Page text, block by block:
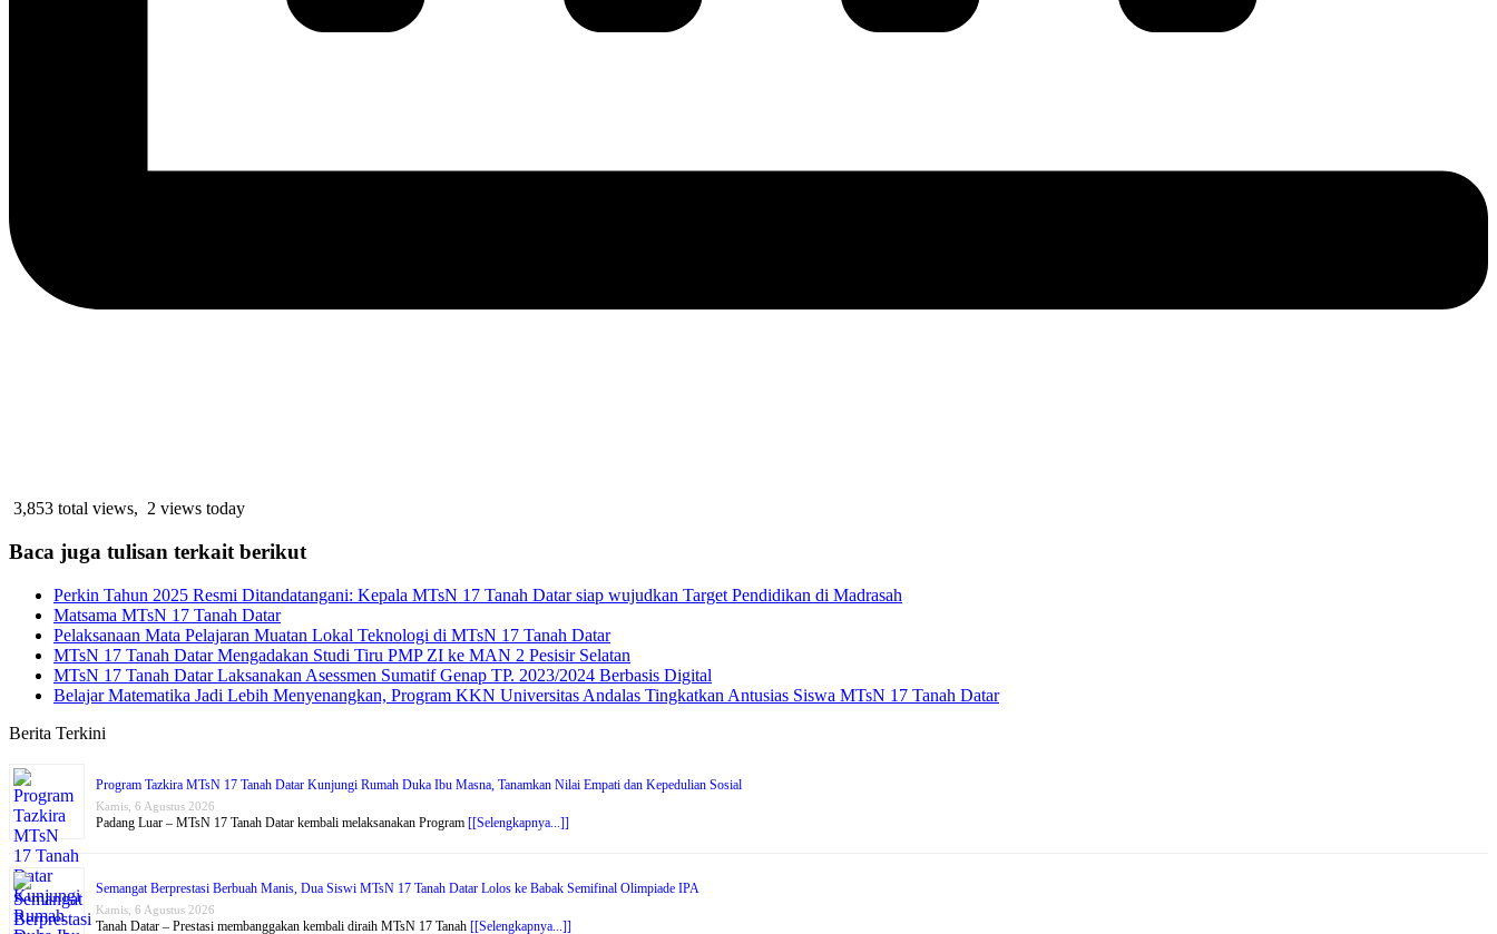
3,853 total views, 2 views today
Baca juga tulisan terkait berikut
Perkin Tahun 2025 Resmi Ditandatangani: Kepala MTsN 17 Tanah Datar siap wujudkan Target Pendidikan di Madrasah
Matsama MTsN 17 Tanah Datar
Pelaksanaan Mata Pelajaran Muatan Lokal Teknologi di MTsN 17 Tanah Datar
MTsN 17 Tanah Datar Mengadakan Studi Tiru PMP ZI ke MAN 2 Pesisir Selatan
MTsN 17 Tanah Datar Laksanakan Asessmen Sumatif Genap TP. 2023/2024 Berbasis Digital
Belajar Matematika Jadi Lebih Menyenangkan, Program KKN Universitas Andalas Tingkatkan Antusias Siswa MTsN 17 Tanah Datar
Berita Terkini
Program Tazkira MTsN 17 Tanah Datar Kunjungi Rumah Duka Ibu Masna, Tanamkan Nilai Empati dan Kepedulian Sosial
Kamis, 6 Agustus 2026
Padang Luar – MTsN 17 Tanah Datar kembali melaksanakan Program [[Selengkapnya...]]
Semangat Berprestasi Berbuah Manis, Dua Siswi MTsN 17 Tanah Datar Lolos ke Babak Semifinal Olimpiade IPA
Kamis, 6 Agustus 2026
Tanah Datar – Prestasi membanggakan kembali diraih MTsN 17 Tanah [[Selengkapnya...]]